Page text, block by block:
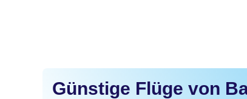
Günstige Flüge von